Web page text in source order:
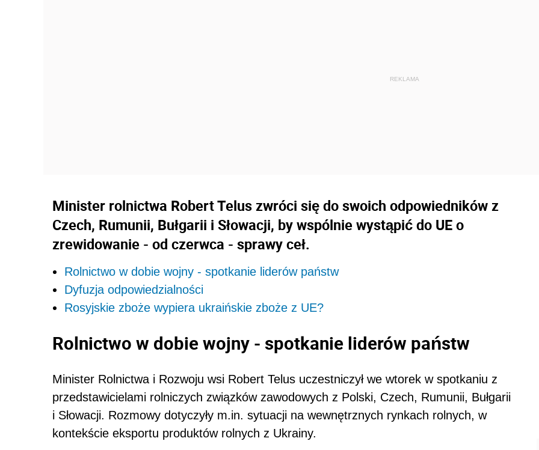
Minister rolnictwa Robert Telus zwróci się do swoich odpowiedników z
Czech, Rumunii, Bułgarii i Słowacji, by wspólnie wystąpić do UE o
zrewidowanie - od czerwca - sprawy ceł.
Rolnictwo w dobie wojny - spotkanie liderów państw
Dyfuzja odpowiedzialności
Rosyjskie zboże wypiera ukraińskie zboże z UE?
Rolnictwo w dobie wojny - spotkanie liderów państw
Minister Rolnictwa i Rozwoju wsi Robert Telus uczestniczył we wtorek w spotkaniu z
przedstawicielami rolniczych związków zawodowych z Polski, Czech, Rumunii, Bułgarii
i Słowacji. Rozmowy dotyczyły m.in. sytuacji na wewnętrznych rynkach rolnych, w
kontekście eksportu produktów rolnych z Ukrainy.